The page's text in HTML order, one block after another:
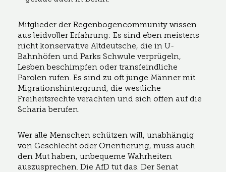
Mitglieder der Regenbogencommunity wissen
aus leidvoller Erfahrung: Es sind eben meistens
nicht konservative Altdeutsche, die in U-
Bahnhöfen und Parks Schwule verprügeln,
Lesben beschimpfen oder transfeindliche
Parolen rufen. Es sind zu oft junge Männer mit
Migrationshintergrund, die westliche
Freiheitsrechte verachten und sich offen auf die
Scharia berufen.
Wer alle Menschen schützen will, unabhängig
von Geschlecht oder Orientierung, muss auch
den Mut haben, unbequeme Wahrheiten
auszusprechen. Die AfD tut das. Der Senat